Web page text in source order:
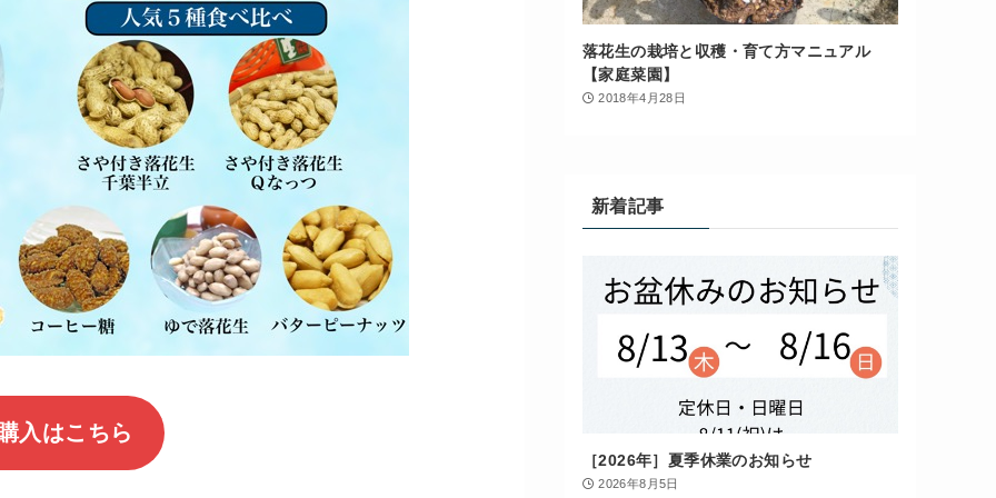
入はこちら
落花生の栽培と収穫・育て方マニュアル
【家庭菜園】
2018年4月28日
新着記事
［2026年］夏季休業のお知らせ
2026年8月5日